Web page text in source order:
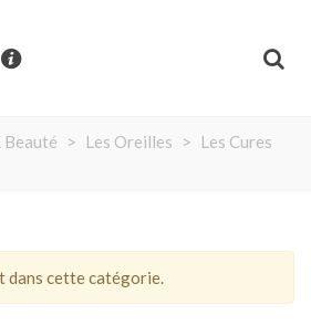
Beauté > Les Oreilles >
Les Cures
dans cette catégorie.